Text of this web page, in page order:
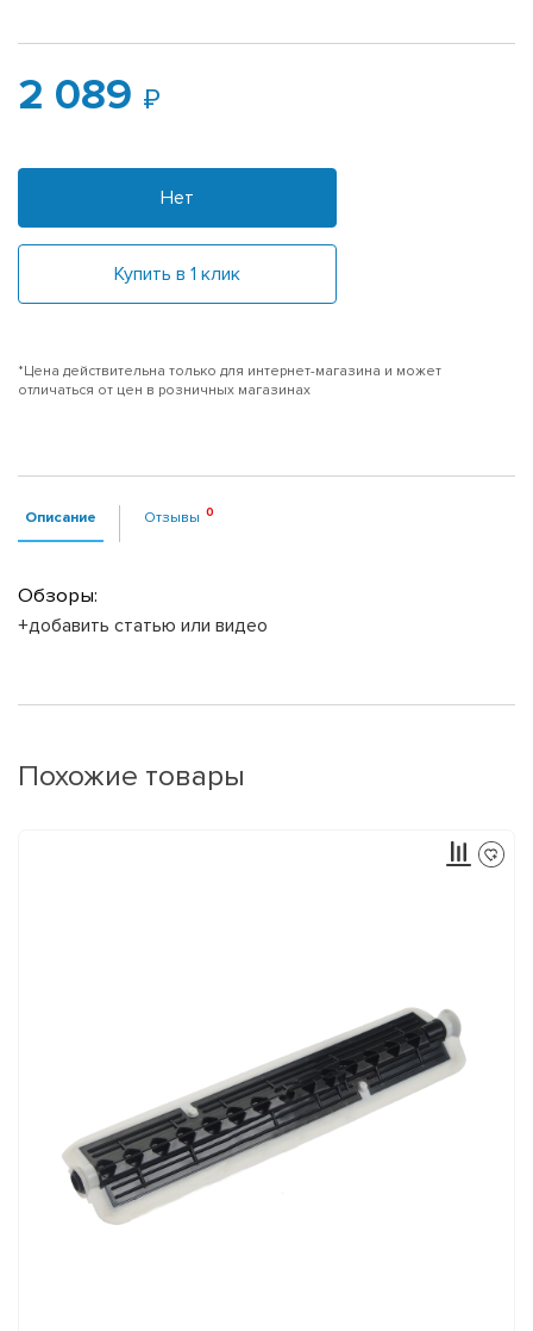
2 089
Нет
Купить в 1 клик
*Цена действительна только для интернет-магазина и может
отличаться от цен в розничных магазинах
Описание Отзывы
Обзоры:
+добавить статью или видео
Похожие товары